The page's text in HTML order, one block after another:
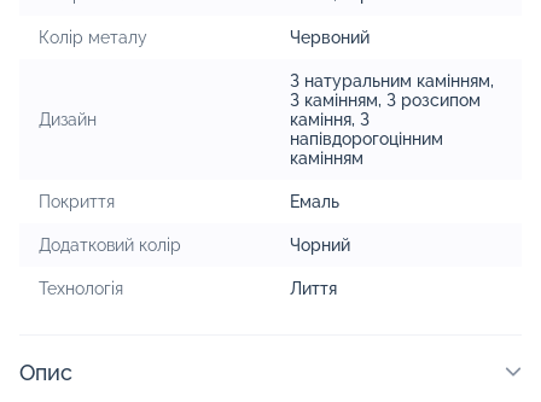
Колір металу Червоний
Дизайн
З натуральним камінням,
З камінням, З розсипом
каміння, З
напівдорогоцінним
камінням
Покриття Емаль
Додатковий колір Чорний
Технологія Лиття
Опис